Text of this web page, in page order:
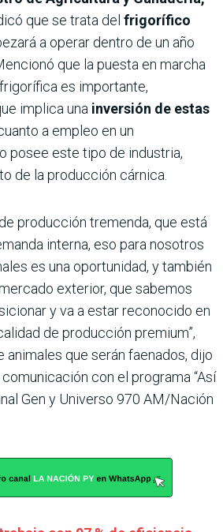
que se trata del frigorífico
a operar dentro de un año
que la puesta en marcha
es importante,
implica una inversión de estas
a empleo en un
posee este tipo de industria,
de la producción cárnica.
producción tremenda, que está
interna, eso para nosotros
es una oportunidad, y también
exterior, que sabemos
y va a estar reconocido en
de producción premium”,
animales que serán faenados, dijo
con el programa “Así
Gen y Universo 970 AM/Nación